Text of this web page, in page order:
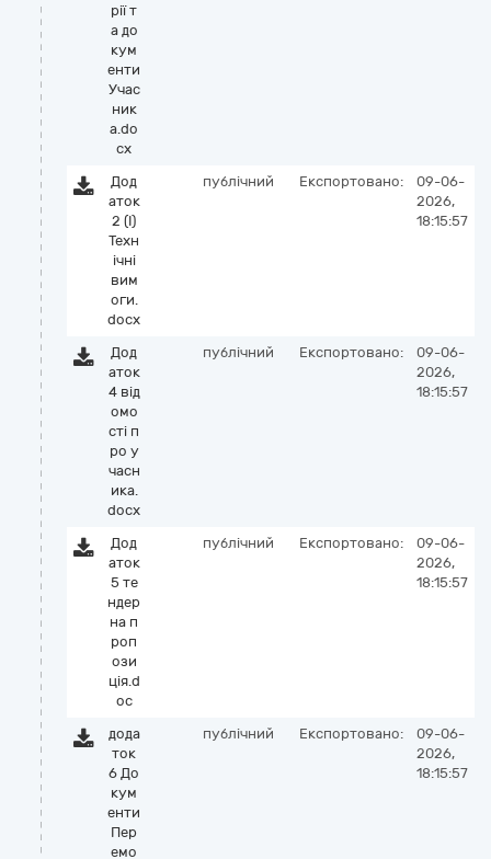
рії т
а до
кум
енти
Учас
ник
а.do
cx
Дод
аток
2 (І)
Техн
ічні
вим
оги.
docx
публічний Експортовано:
09-06-
2026,
18:15:57
Дод
аток
4 від
омо
сті п
ро у
часн
ика.
docx
публічний Експортовано:
09-06-
2026,
18:15:57
Дод
аток
5 те
ндер
на п
роп
ози
ція.d
oc
публічний Експортовано:
09-06-
2026,
18:15:57
дода
ток
6 До
кум
енти
Пер
емо
публічний Експортовано:
09-06-
2026,
18:15:57